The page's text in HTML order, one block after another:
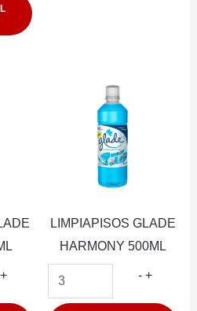
DESINFECTANTE
PRIMAVERA
LIMPIAPISOS
+
LIMPIAPISOS GLADE
HARMONY 500ML
- +